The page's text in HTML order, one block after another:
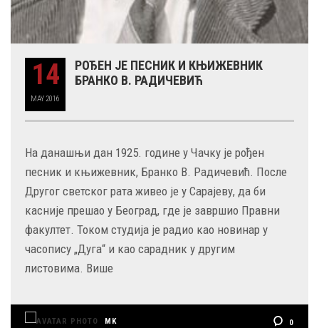
14
MAY 2016
РОЂЕН ЈЕ ПЕСНИК И КЊИЖЕВНИК
БРАНКО В. РАДИЧЕВИЋ
На данашњи дан 1925. године у Чачку је рођен
песник и књижевник, Бранко В. Радичевић. После
Другог светског рата живео је у Сарајеву, да би
касније прешао у Београд, где је завршио Правни
факултет. Током студија је радио као новинар у
часопису „Дуга“ и као сарадник у другим
листовима. Више
MK 0